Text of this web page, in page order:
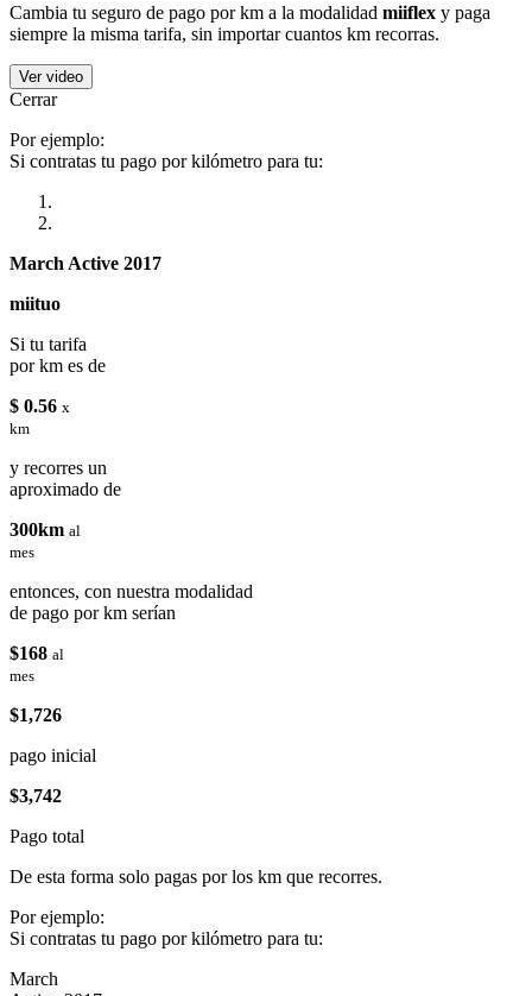
Cambia tu seguro de pago por km a la modalidad miiflex y paga
siempre la misma tarifa, sin importar cuantos km recorras.
Ver video
Cerrar
Por ejemplo:
Si contratas tu pago por kilómetro para tu:
March Active 2017
miituo
Si tu tarifa
por km es de
$ 0.56 x
km
y recorres un
aproximado de
300km al
mes
entonces, con nuestra modalidad
de pago por km serían
$168 al
mes
$1,726
pago inicial
$3,742
Pago total
De esta forma solo pagas por los km que recorres.
Por ejemplo:
Si contratas tu pago por kilómetro para tu:
March